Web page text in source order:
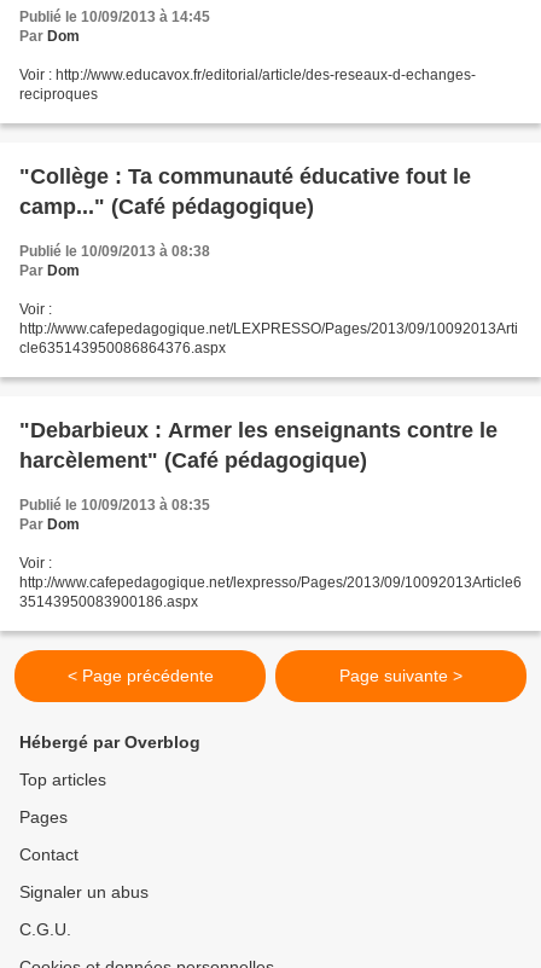
Publié le 10/09/2013 à 14:45
Par Dom
Voir : http://www.educavox.fr/editorial/article/des-reseaux-d-echanges-
reciproques
"Collège : Ta communauté éducative fout le
camp..." (Café pédagogique)
Publié le 10/09/2013 à 08:38
Par Dom
Voir :
http://www.cafepedagogique.net/LEXPRESSO/Pages/2013/09/10092013Arti
cle635143950086864376.aspx
"Debarbieux : Armer les enseignants contre le
harcèlement" (Café pédagogique)
Publié le 10/09/2013 à 08:35
Par Dom
Voir :
http://www.cafepedagogique.net/lexpresso/Pages/2013/09/10092013Article6
35143950083900186.aspx
< Page précédente Page suivante >
Hébergé par Overblog
Top articles
Pages
Contact
Signaler un abus
C.G.U.